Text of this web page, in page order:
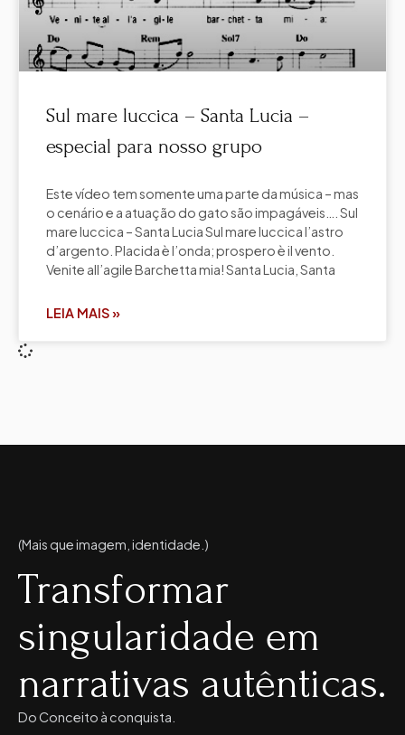
Sul mare luccica – Santa Lucia –
especial para nosso grupo
Este vídeo tem somente uma parte da música – mas
o cenário e a atuação do gato são impagáveis…. Sul
mare luccica – Santa Lucia Sul mare luccica l’astro
d’argento. Placida è l’onda; prospero è il vento.
Venite all’agile Barchetta mia! Santa Lucia, Santa
LEIA MAIS »
(Mais que imagem, identidade.)
Transformar
singularidade em
narrativas autênticas.
Do Conceito à conquista.